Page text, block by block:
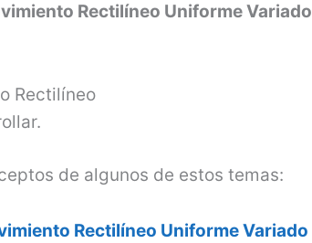
Rectilíneo Uniforme Variado
Rectilíneo
de algunos de estos temas:
Rectilíneo Uniforme Variado